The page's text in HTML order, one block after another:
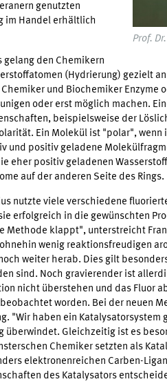
Prof.
genutzten
im Handel erhältlich
den Chemikern
(Hydrierung) gezielt
und Biochemiker Enzyme
oder erst möglich machen.
beispielsweise der
Ein Molekül ist "polar", wenn
und positiv geladene
eher positiv geladenen
auf der anderen Seite des Rings.
nutzte viele verschiedene
erfolgreich in die gewünschten
Methode klappt", unterstreicht
wenig reaktionsfreudigen
weiter herab. Dies gilt
sind. Noch gravierender ist
nicht überstehen und das Fluor
worden. Bei der neuen
"Wir haben ein
überwindet. Gleichzeitig ist es
Chemiker setzten als
elektronenreichen Carben-
des Katalysators